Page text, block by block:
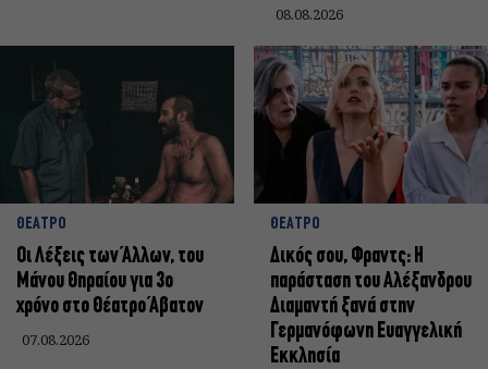
08.08.2026
ΘΕΑΤΡΟ
Οι Λέξεις των Άλλων, του
Μάνου Θηραίου για 3ο
χρόνο στο Θέατρο Άβατον
07.08.2026
ΘΕΑΤΡΟ
Δικός σου, Φραντς: Η
παράσταση του Αλέξανδρου
Διαμαντή ξανά στην
Γερμανόφωνη Ευαγγελική
Εκκλησία